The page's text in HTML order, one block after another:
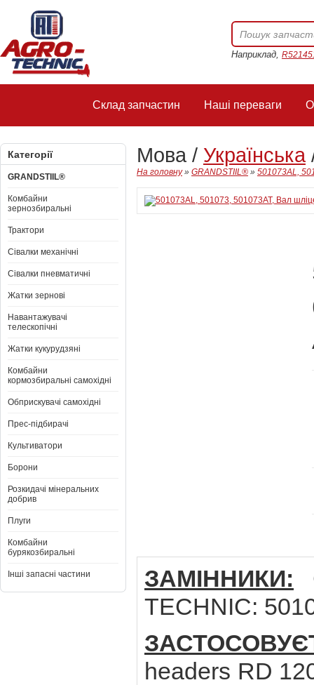
Наприклад,
Склад запчастин Наші переваги
Категорії
GRANDSTIIL®
Комбайни
зернозбиральні
Трактори
Сівалки механічні
Сівалки пневматичні
Жатки зернові
Навантажувачі
телескопічні
Жатки кукурудзяні
Комбайни
кормозбиральні самохідні
Обприскувачі самохідні
Прес-підбирачі
Культиватори
Борони
Розкидачі мінеральних
добрив
Плуги
Комбайни
бурякозбиральні
Інші запасні частини
Мова / Українська
На головну» GRANDSTIIL® » 501073AL,
ЗАМІННИКИ:
TECHNIC:
headers RD